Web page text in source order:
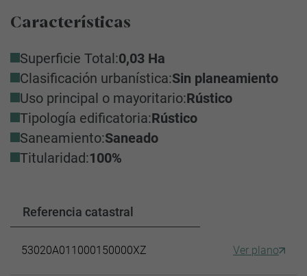
Características
Superficie Total:0,03 Ha
Clasificación urbanística:Sin planeamiento
Uso principal o mayoritario:Rústico
Tipología edificatoria:Rústico
Saneamiento:Saneado
Titularidad:100%
Referencia catastral
53020A011000150000XZ Ver plano